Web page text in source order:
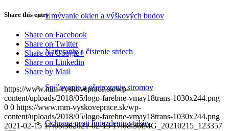
Umývanie okien a výškových budov
Natieranie a čistenie striech
Spiľovanie a ošetrovanie stromov
Ochrana proti hniezdeniu vtákov
Share this entry
Share on Facebook
Share on Twitter
Share on Google+
Share on Linkedin
Share by Mail
https://www.mm-vyskoveprace.sk/wp-
content/uploads/2018/05/logo-farebne-vmay18trans-1030x244.png
0 0 https://www.mm-vyskoveprace.sk/wp-
content/uploads/2018/05/logo-farebne-vmay18trans-1030x244.png
2021-02-15 17:08:362021-02-15 17:08:36IMG_20210215_123357